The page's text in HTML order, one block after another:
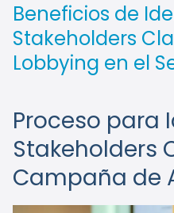
Beneficios de
Stakeholders
Lobbying en el
Proceso para
Stakeholders
Campaña de